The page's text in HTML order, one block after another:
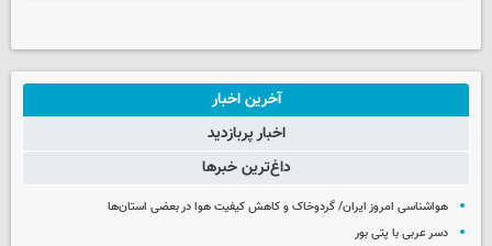
آخرین اخبار
اخبار پربازدید
داغ‌ترین خبرها
هواشناسی امروز ایران/ گردوخاک و کاهش کیفیت هوا در بعضی استان‌ها
دسر عربی با پتی بور